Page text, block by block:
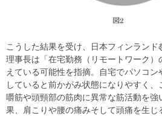
こうした結果を受け、日本フィンラン
理事長は「在宅勤務（リモートワーク
えている可能性を指摘。自宅でパソコン
していると前かがみ状態になりやすく、
嚼筋や頭頸部の筋肉に異常な筋活動を
果、肩こりや腰の痛みそして頭痛を生